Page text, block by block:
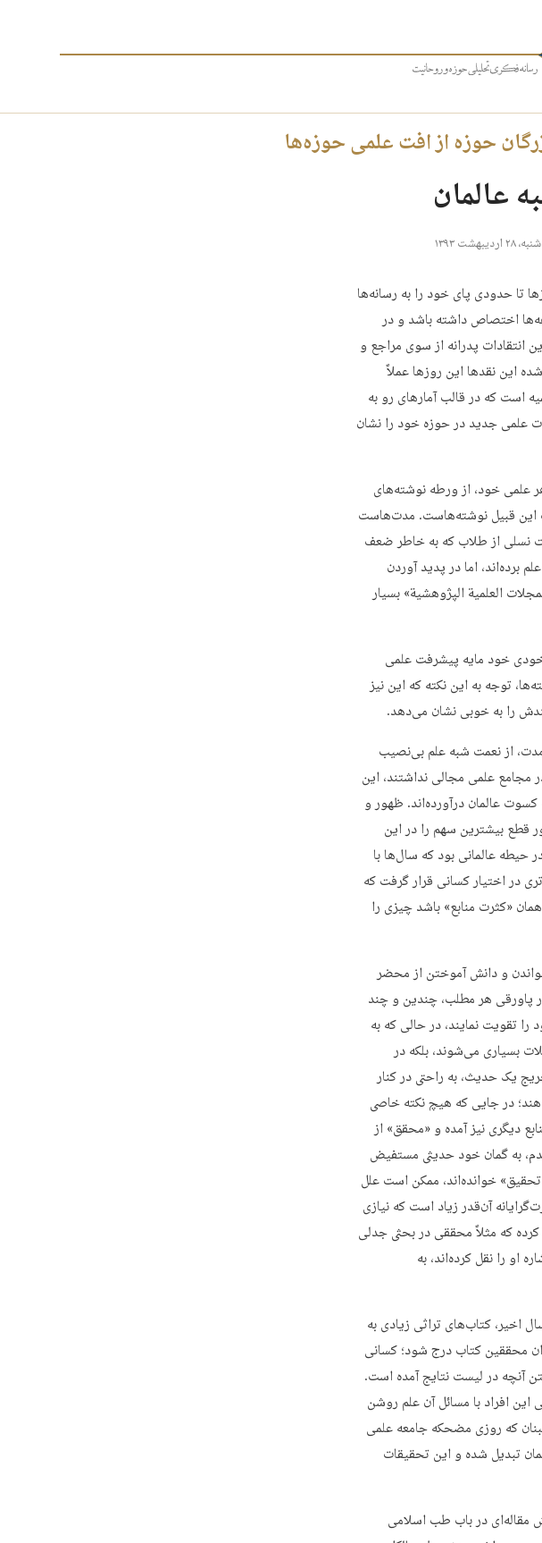
حوزه از افت علمی حوزه‌ها
عالمان
اردیبهشت ۱۳۹۳
تا حدودی پای خود را به رسانه‌ها
اختصاص داشته باشد و در
انتقادات پدرانه از سوی مراجع و
این نقدها این روزها عملاً
است که در قالب آمارهای رو به
علمی جدید در حوزه خود را نشان
علمی خود، از ورطه نوشته‌های
این قبیل نوشته‌هاست. مدت‌هاست
نسلی از طلاب که به خاطر ضعف
برده‌اند، اما در پدید آوردن
العلمیة الپژوهشیة» بسیار
خود مایه پیشرفت علمی
توجه به این نکته که این نیز
را به خوبی نشان می‌دهد.
از نعمت شبه علم بی‌نصیب
مجامع علمی مجالی نداشتند، این
عالمان درآورده‌اند. ظهور و
قطع بیشترین سهم را در این
عالمانی بود که سال‌ها با
در اختیار کسانی قرار گرفت که
«کثرت منابع» باشد چیزی را
و دانش آموختن از محضر
پاورقی هر مطلب، چندین و چند
تقویت نمایند، در حالی که به
بسیاری می‌شوند، بلکه در
یک حدیث، به راحتی در کنار
در جایی که هیچ نکته خاصی
دیگری نیز آمده و «محقق» از
به گمان خود حدیثی مستفیض
خوانده‌اند، ممکن است علل
آن‌قدر زیاد است که نیازی
کرده که مثلاً محققی در بحثی جدلی
او را نقل کرده‌اند، به
کتاب‌های تراثی زیادی به
محققین کتاب درج شود؛ کسانی
آنچه در لیست نتایج آمده است.
افراد با مسائل آن علم روشن
که روزی مضحکه جامعه علمی
تبدیل شده و این تحقیقات
در باب طب اسلامی